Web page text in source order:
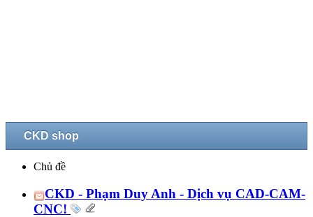
CKD shop
Chủ đề
CKD - Phạm Duy Anh - Dịch vụ CAD-CAM-
CNC!